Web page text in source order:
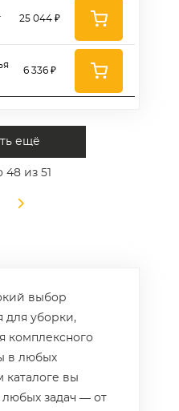
25 044 ₽
6 336 ₽
ещё
48 из 51
выбор
для уборки,
комплексного
в любых
вы
задач — от